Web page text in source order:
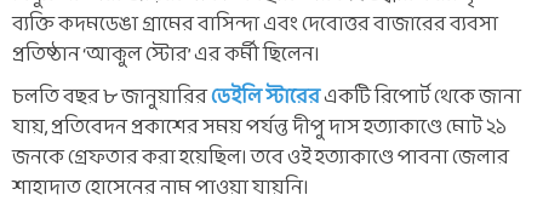
ব্যক্তি কদমডেঙা গ্রামের বাসিন্দা এবং দেবোত্তর বাজারের ব্যবসা
প্রতিষ্ঠান ‘আকুল স্টোর’ এর কর্মী ছিলেন।
চলতি বছর ৮ জানুয়ারিরডেইলি স্টারেরএকটি রিপোর্ট থেকে জানা
যায়, প্রতিবেদন প্রকাশের সময় পর্যন্ত দীপু দাস হত্যাকাণ্ডে মোট ২১
জনকে গ্রেফতার করা হয়েছিল। তবে ওই হত্যাকাণ্ডে পাবনা জেলার
শাহাদাত হোসেনের নাম পাওয়া যায়নি।